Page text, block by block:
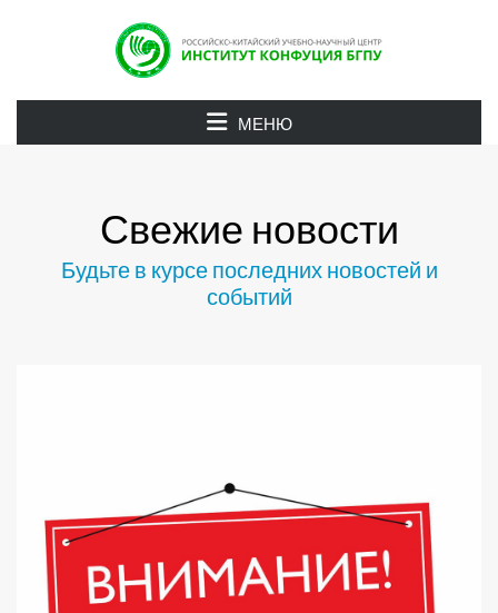
МЕНЮ
Свежие новости
Будьте в курсе последних новостей и
событий